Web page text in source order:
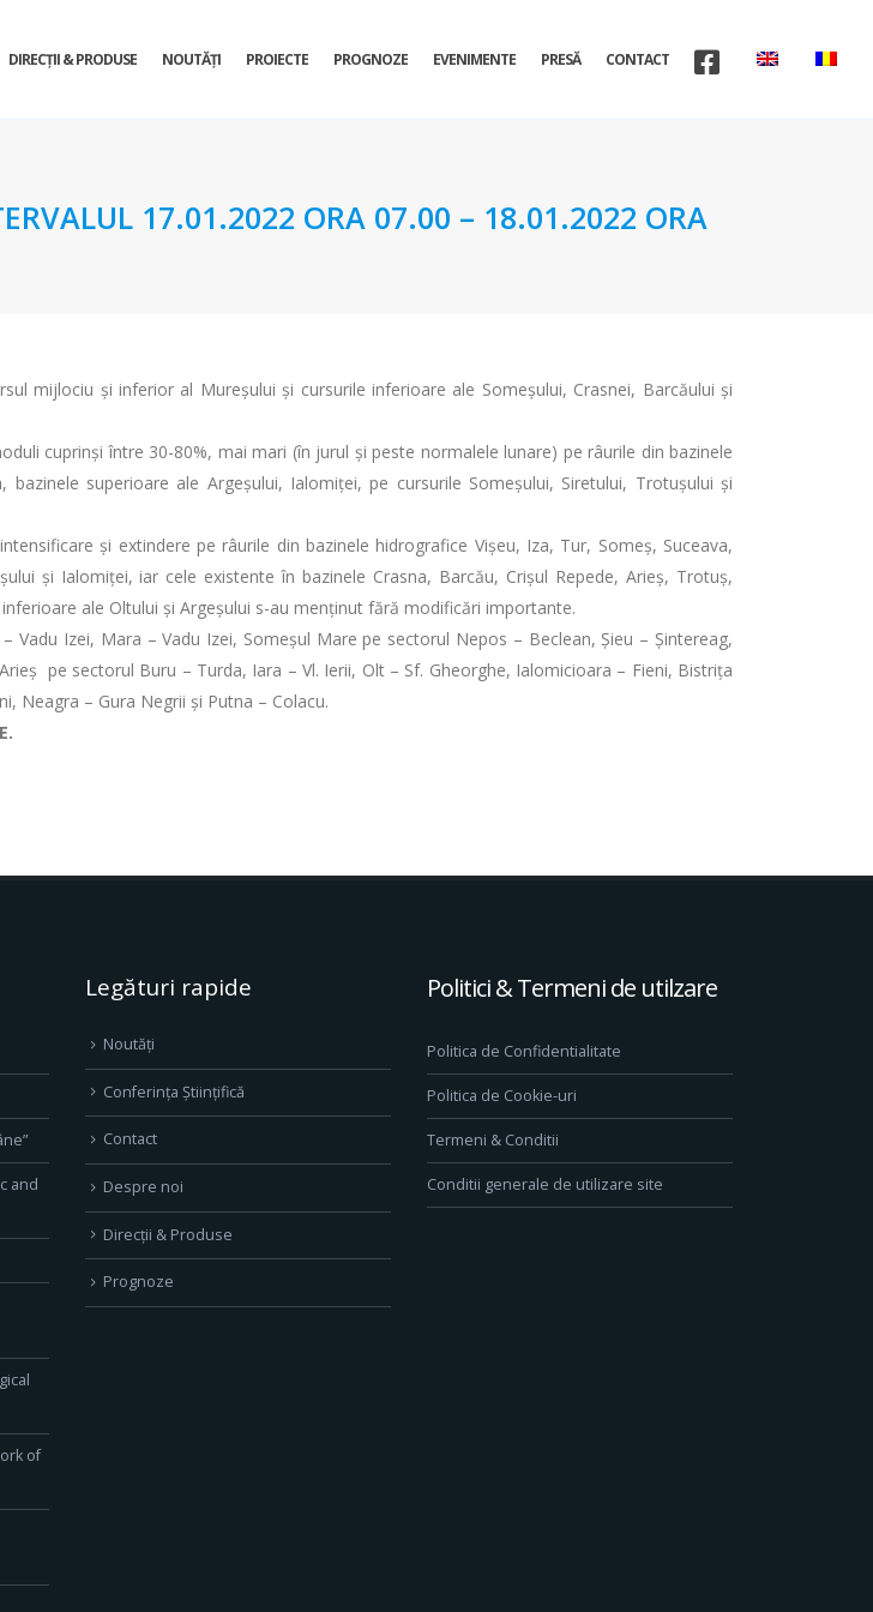
DIRECŢII & PRODUSE NOUTĂȚI PROIECTE PROGNOZE EVENIMENTE PRESĂ CONTACT
17.01.2022 ORA 07.00 – 18.01.2022 ORA
mijlociu și inferior al Mureșului și cursurile inferioare ale Someșului, Crasnei, Barcăului și
cuprinşi între 30-80%, mai mari (în jurul și peste normalele lunare) pe râurile din bazinele
superioare ale Argeșului, Ialomiței, pe cursurile Someșului, Siretului, Trotușului și
și extindere pe râurile din bazinele hidrografice Vișeu, Iza, Tur, Someș, Suceava,
și Ialomiței, iar cele existente în bazinele Crasna, Barcău, Crișul Repede, Arieș, Trotuș,
ale Oltului și Argeșului s-au menținut fără modificări importante.
Izei, Mara – Vadu Izei, Someșul Mare pe sectorul Nepos – Beclean, Șieu – Șintereag,
pe sectorul Buru – Turda, Iara – Vl. Ierii, Olt – Sf. Gheorghe, Ialomicioara – Fieni, Bistriţa
Neagra – Gura Negrii şi Putna – Colacu.
and
of
Legături rapide
Noutăți
Conferința Științifică
Contact
Despre noi
Direcţii & Produse
Prognoze
Politici & Termeni de utilzare
Politica de Confidentialitate
Politica de Cookie-uri
Termeni & Conditii
Conditii generale de utilizare site